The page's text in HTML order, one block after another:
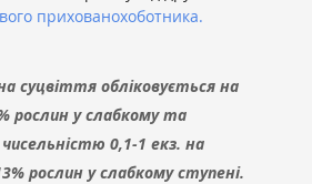
прихованохоботника.
суцвіття обліковується на
рослин у слабкому та
чисельністю 0,1-1 екз. на
рослин у слабкому ступені.